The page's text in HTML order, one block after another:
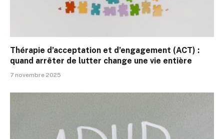
Thérapie d’acceptation et d’engagement (ACT) :
quand arrêter de lutter change une vie entière
7 novembre 2025